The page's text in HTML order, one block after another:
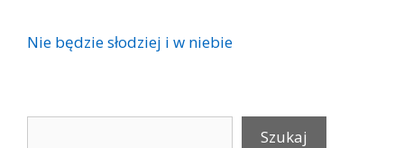
Nie będzie słodziej i w niebie
Szukaj